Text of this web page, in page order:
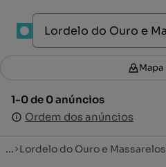
Filtros 3
1-0 de 0 anúncios
Ordem dos anúncios
Mapa
1-0 de 0 anúncios
Ordem dos anúncios
... Lordelo do Ouro e Massarelos